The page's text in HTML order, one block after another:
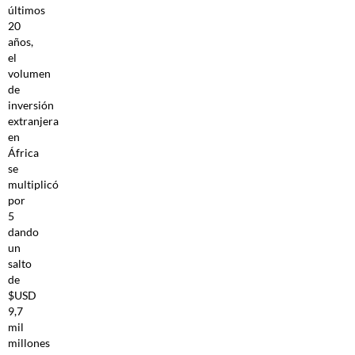
últimos
20
años,
el
volumen
de
inversión
extranjera
en
África
se
multiplicó
por
5
dando
un
salto
de
$USD
9,7
mil
millones